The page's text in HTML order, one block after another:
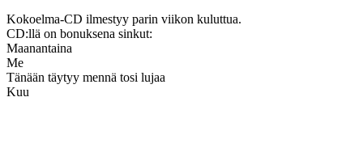
Kokoelma-CD ilmestyy parin viikon kuluttua.
CD:llä on bonuksena sinkut:
Maanantaina
Me
Tänään täytyy mennä tosi lujaa
Kuu